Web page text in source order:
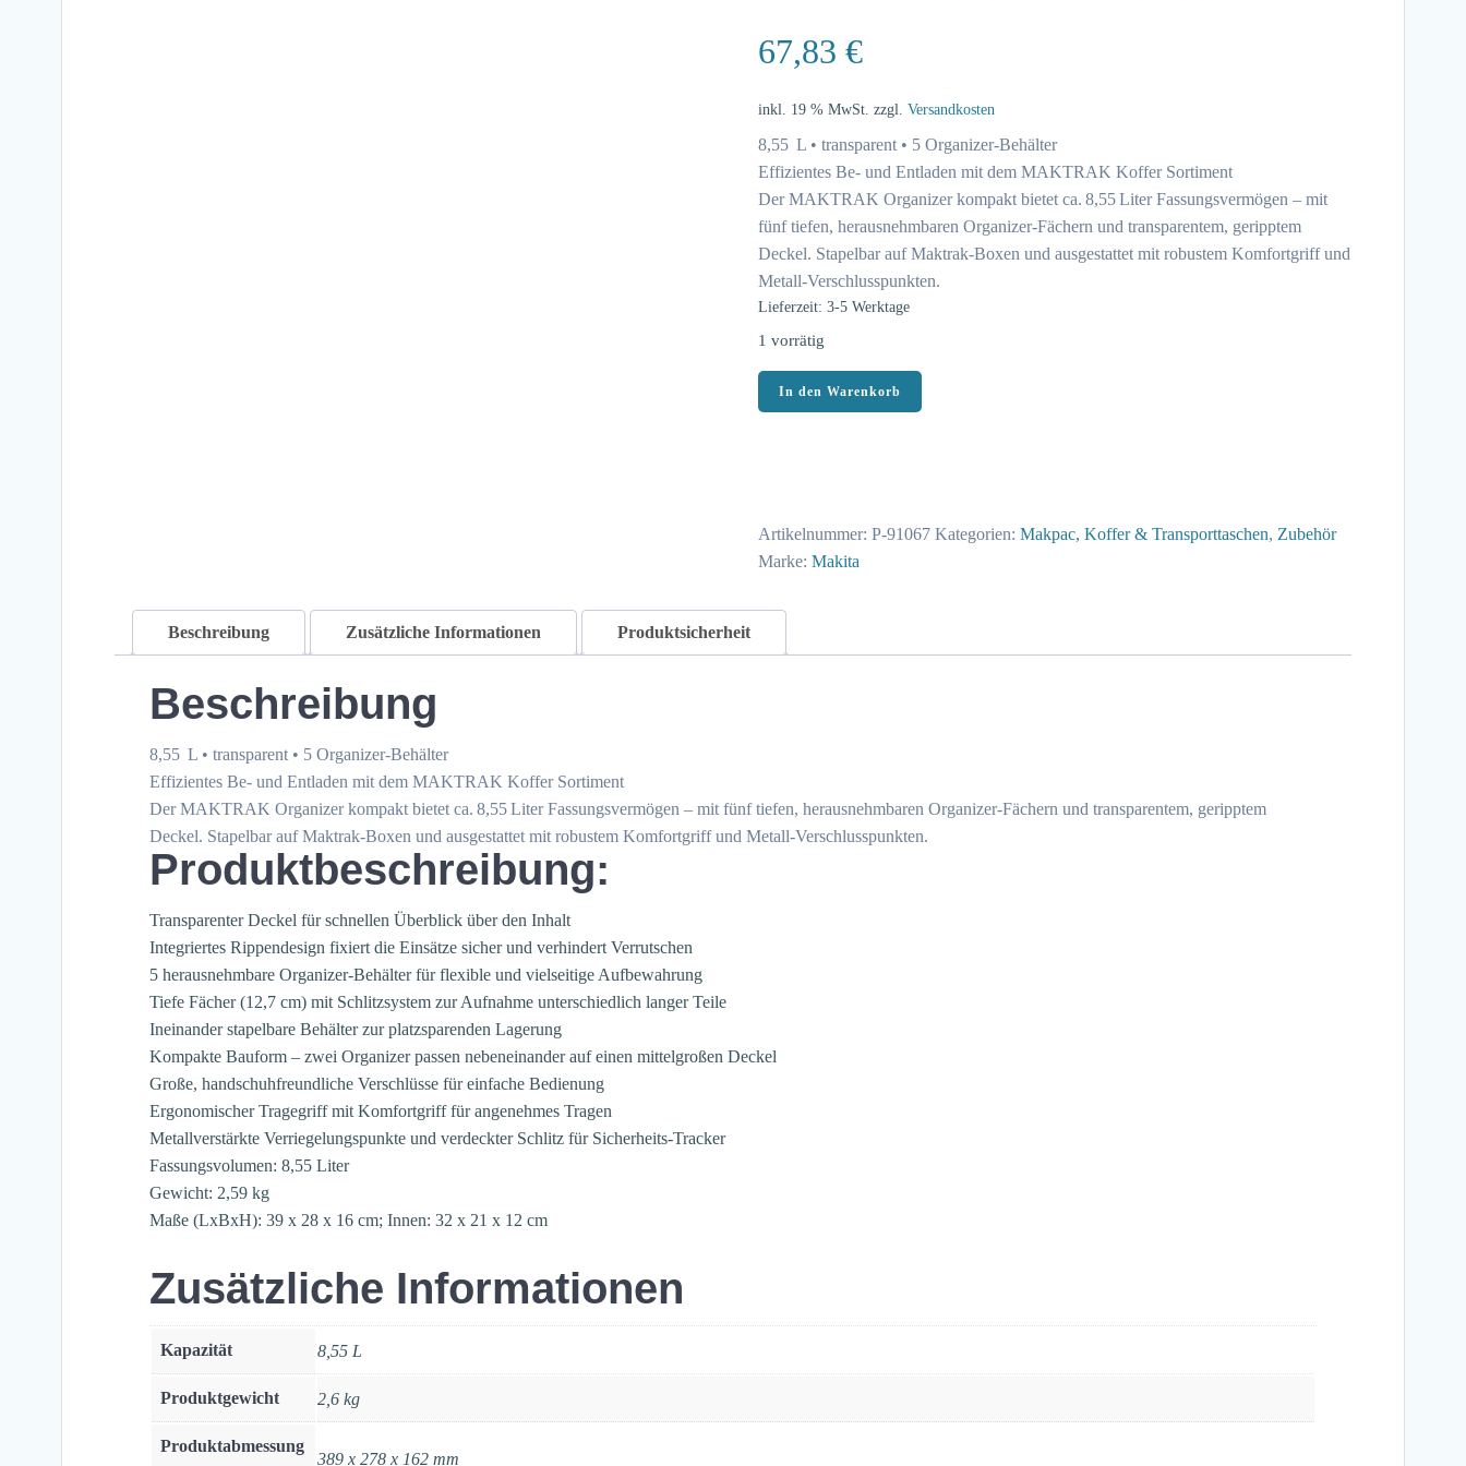
67,83 €
inkl. 19 % MwSt. zzgl. Versandkosten
8,55 L • transparent • 5 Organizer-Behälter
Effizientes Be- und Entladen mit dem MAKTRAK Koffer Sortiment
Der MAKTRAK Organizer kompakt bietet ca. 8,55 Liter Fassungsvermögen – mit
fünf tiefen, herausnehmbaren Organizer-Fächern und transparentem, geripptem
Deckel. Stapelbar auf Maktrak-Boxen und ausgestattet mit robustem Komfortgriff und
Metall-Verschlusspunkten.
Lieferzeit: 3-5 Werktage
1 vorrätig
Makita
MAKTRAK
In den Warenkorb
Artikelnummer: P-91067 Kategorien: Makpac, Koffer & Transporttaschen, Zubehör
Marke: Makita
Beschreibung Zusätzliche Informationen Produktsicherheit
Beschreibung
8,55 L • transparent • 5 Organizer-Behälter
Effizientes Be- und Entladen mit dem MAKTRAK Koffer Sortiment
Der MAKTRAK Organizer kompakt bietet ca. 8,55 Liter Fassungsvermögen – mit fünf tiefen, herausnehmbaren Organizer-Fächern und transparentem, geripptem
Deckel. Stapelbar auf Maktrak-Boxen und ausgestattet mit robustem Komfortgriff und Metall-Verschlusspunkten.
Produktbeschreibung:
Transparenter Deckel für schnellen Überblick über den Inhalt
Integriertes Rippendesign fixiert die Einsätze sicher und verhindert Verrutschen
5 herausnehmbare Organizer-Behälter für flexible und vielseitige Aufbewahrung
Tiefe Fächer (12,7 cm) mit Schlitzsystem zur Aufnahme unterschiedlich langer Teile
Ineinander stapelbare Behälter zur platzsparenden Lagerung
Kompakte Bauform – zwei Organizer passen nebeneinander auf einen mittelgroßen Deckel
Große, handschuhfreundliche Verschlüsse für einfache Bedienung
Ergonomischer Tragegriff mit Komfortgriff für angenehmes Tragen
Metallverstärkte Verriegelungspunkte und verdeckter Schlitz für Sicherheits-Tracker
Fassungsvolumen: 8,55 Liter
Gewicht: 2,59 kg
Maße (LxBxH): 39 x 28 x 16 cm; Innen: 32 x 21 x 12 cm
Zusätzliche Informationen
Kapazität 8,55 L
Produktgewicht 2,6 kg
Produktabmessung
389 x 278 x 162 mm